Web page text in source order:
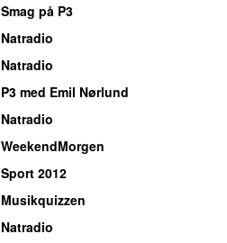
Smag på P3
Natradio
Natradio
P3 med Emil Nørlund
Natradio
WeekendMorgen
Sport 2012
Musikquizzen
Natradio